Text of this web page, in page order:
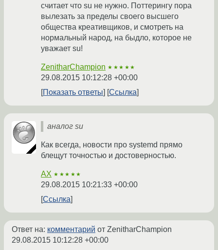
считает что su не нужно. Поттерингу пора
вылезать за пределы своего высшего
общества креативщиков, и смотреть на
нормальный народ, на быдло, которое не
уважает su!
ZenitharChampion ★★★★★
29.08.2015 10:12:28 +00:00
Показать ответы
Ссылка
аналог su
Как всегда, новости про systemd прямо
блещут точностью и достоверностью.
AX ★★★★★
29.08.2015 10:21:33 +00:00
Ссылка
Ответ на: комментарий от ZenitharChampion
29.08.2015 10:12:28 +00:00